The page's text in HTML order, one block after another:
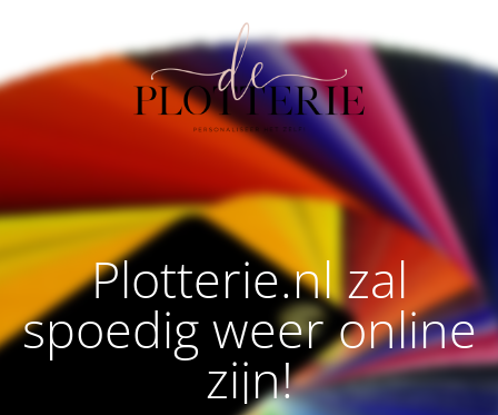
Plotterie.nl zal
spoedig weer online
zijn!